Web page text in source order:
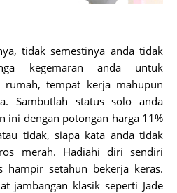
tidak semestinya anda tidak
kegemaran anda untuk
rumah, tempat kerja mahupun
Sambutlah status solo anda
ini dengan potongan harga 11%
tidak, siapa kata anda tidak
merah. Hadiahi diri sendiri
hampir setahun bekerja keras.
jambangan klasik seperti Jade